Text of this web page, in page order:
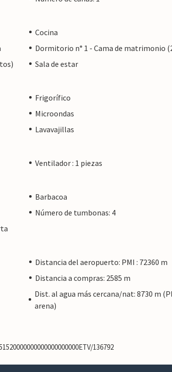
Cocina
Dormitorio n° 1 - Cama de matrimonio
Sala de estar
Frigorífico
Microondas
Lavavajillas
Ventilador : 1 piezas
Barbacoa
Número de tumbonas: 4
Distancia del aeropuerto: PMI : 72360 m
Distancia a compras: 2585 m
Dist. al agua más cercana/nat: 8730 m
arena)
136792